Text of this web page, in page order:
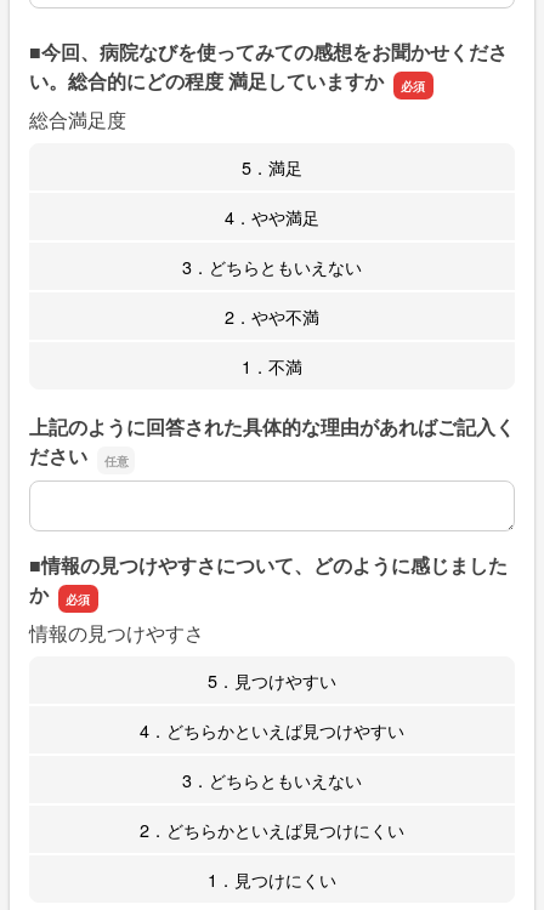
■今回、病院なびを使ってみての感想をお聞かせくださ
い。総合的にどの程度 満足していますか
総合満足度
5．満足
4．やや満足
3．どちらともいえない
2．やや不満
1．不満
上記のように回答された具体的な理由があればご記入く
ださい
上記のように回答された具体的な理由があればご記入くだ
■情報の見つけやすさについて、どのように感じました
か
情報の見つけやすさ
5．見つけやすい
4．どちらかといえば見つけやすい
3．どちらともいえない
2．どちらかといえば見つけにくい
1．見つけにくい